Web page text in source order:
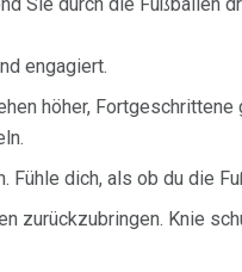
engagiert.
höher, Fortgeschrittene
Fühle dich, als ob du die
zurückzubringen. Knie